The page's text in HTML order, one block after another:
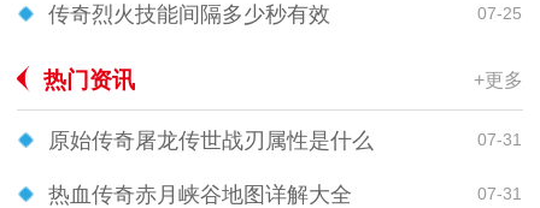
传奇烈火技能间隔多少秒有效 07-25
热门资讯 +更多
原始传奇屠龙传世战刃属性是什么 07-31
热血传奇赤月峡谷地图详解大全 07-31